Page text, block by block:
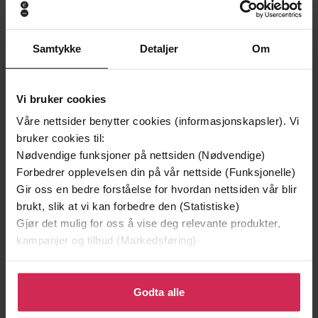
Samtykke Detaljer Om
Vi bruker cookies
Våre nettsider benytter cookies (informasjonskapsler). Vi
bruker cookies til:
Nødvendige funksjoner på nettsiden (Nødvendige)
Forbedrer opplevelsen din på vår nettside (Funksjonelle)
Gir oss en bedre forståelse for hvordan nettsiden vår blir
brukt, slik at vi kan forbedre den (Statistiske)
Gjør det mulig for oss å vise deg relevante produkter,
kampanjer og tilbud (Markedsføring)
Klikk på «Godta alle» for å gi oss ditt samtykke til å
bruke cookies for alle disse formålene. Du kan også
tilpasse ditt samtykke til spesifikke formål ved å klikke
Godta alle
Vinner av Rivertonprisen
199,-
Minnesota
149,-